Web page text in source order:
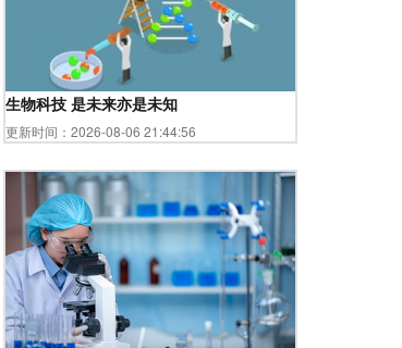
生物科技 是未来亦是未知
更新时间：2026-08-06 21:44:56